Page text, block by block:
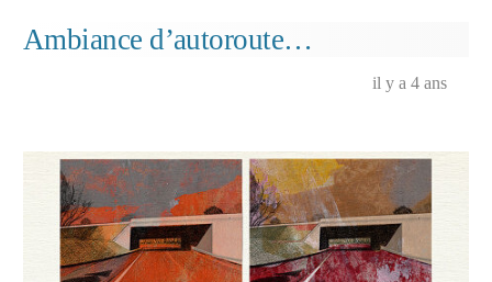
cm
cm,
mars
2024
Ambiance d’autoroute…
il y a 4 ans